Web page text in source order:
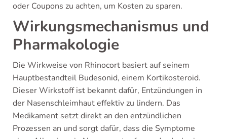
oder Coupons zu achten, um Kosten zu sparen.
Wirkungsmechanismus und
Pharmakologie
Die Wirkweise von Rhinocort basiert auf seinem
Hauptbestandteil Budesonid, einem Kortikosteroid.
Dieser Wirkstoff ist bekannt dafür, Entzündungen in
der Nasenschleimhaut effektiv zu lindern. Das
Medikament setzt direkt an den entzündlichen
Prozessen an und sorgt dafür, dass die Symptome